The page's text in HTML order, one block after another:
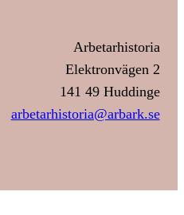
Arbetarhistoria
Elektronvägen 2
141 49 Huddinge
arbetarhistoria@arbark.se